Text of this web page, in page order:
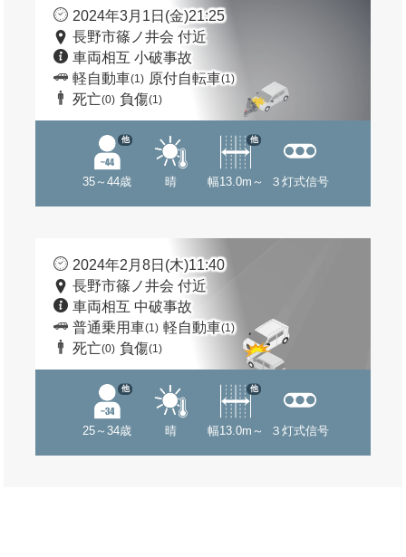
2024年3月1日(金)21:25
長野市篠ノ井会 付近
車両相互 小破事故
軽自動車(1) 原付自転車(1)
死亡(0) 負傷(1)
35～44歳
他
晴 幅13.0m～
他
３灯式信号
2024年2月8日(木)11:40
長野市篠ノ井会 付近
車両相互 中破事故
普通乗用車(1) 軽自動車(1)
死亡(0) 負傷(1)
25～34歳
他
晴 幅13.0m～
他
３灯式信号